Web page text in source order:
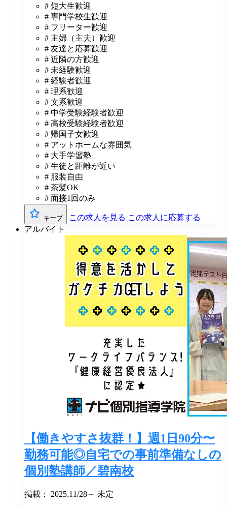
# 短大生歓迎
# 専門学校生歓迎
# フリーター歓迎
# 主婦（主夫）歓迎
# 友達と応募歓迎
# 近隣の方歓迎
# 未経験歓迎
# 経験者歓迎
# 理系歓迎
# 文系歓迎
# 中学受験経験者歓迎
# 高校受験経験者歓迎
# 帰国子女歓迎
# アットホームな雰囲気
# 大手学習塾
# 生徒と距離が近い
# 服装自由
# 茶髪OK
# 面接1回のみ
キープ この求人を見る この求人に応募する
アルバイト
【働きやすさ抜群！】週1日90分〜
勤務可能◎自宅での事前準備なしの
個別塾講師／碧南校
掲載： 2025.11/28～ 未定